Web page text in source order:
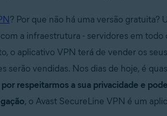
? Por que não há uma versão
a infraestrutura - servidores em
o aplicativo VPN terá de vender os
serão vendidas. Nos dias de hoje, é
por respeitarmos a sua privacidade e
, o Avast SecureLine VPN é um